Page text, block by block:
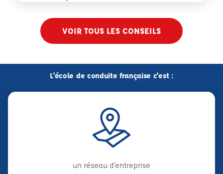
VOIR TOUS LES CONSEILS
L'école de conduite française c'est :
un réseau d'entreprise